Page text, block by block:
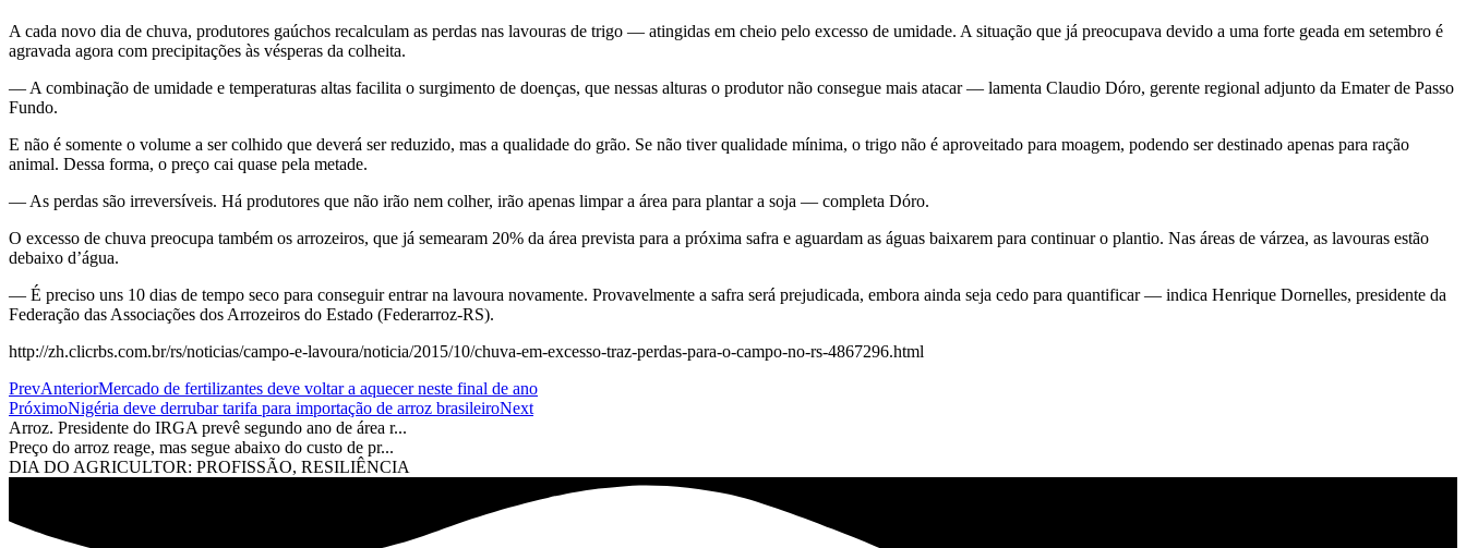
A cada novo dia de chuva, produtores gaúchos recalculam as perdas nas lavouras de trigo — atingidas em cheio pelo excesso de umidade. A situação que já preocupava devido a uma forte geada em setembro é
agravada agora com precipitações às vésperas da colheita.
— A combinação de umidade e temperaturas altas facilita o surgimento de doenças, que nessas alturas o produtor não consegue mais atacar — lamenta Claudio Dóro, gerente regional adjunto da Emater de Passo
Fundo.
E não é somente o volume a ser colhido que deverá ser reduzido, mas a qualidade do grão. Se não tiver qualidade mínima, o trigo não é aproveitado para moagem, podendo ser destinado apenas para ração
animal. Dessa forma, o preço cai quase pela metade.
— As perdas são irreversíveis. Há produtores que não irão nem colher, irão apenas limpar a área para plantar a soja — completa Dóro.
O excesso de chuva preocupa também os arrozeiros, que já semearam 20% da área prevista para a próxima safra e aguardam as águas baixarem para continuar o plantio. Nas áreas de várzea, as lavouras estão
debaixo d’água.
— É preciso uns 10 dias de tempo seco para conseguir entrar na lavoura novamente. Provavelmente a safra será prejudicada, embora ainda seja cedo para quantificar — indica Henrique Dornelles, presidente da
Federação das Associações dos Arrozeiros do Estado (Federarroz-RS).
http://zh.clicrbs.com.br/rs/noticias/campo-e-lavoura/noticia/2015/10/chuva-em-excesso-traz-perdas-para-o-campo-no-rs-4867296.html
PrevAnteriorMercado de fertilizantes deve voltar a aquecer neste final de ano
PróximoNigéria deve derrubar tarifa para importação de arroz brasileiroNext
Arroz. Presidente do IRGA prevê segundo ano de área r...
Preço do arroz reage, mas segue abaixo do custo de pr...
DIA DO AGRICULTOR: PROFISSÃO, RESILIÊNCIA